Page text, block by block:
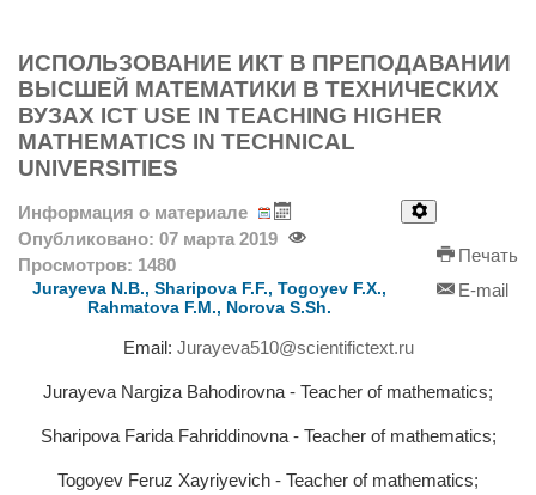
ИСПОЛЬЗОВАНИЕ ИКТ В ПРЕПОДАВАНИИ
ВЫСШЕЙ МАТЕМАТИКИ В ТЕХНИЧЕСКИХ
ВУЗАХ ICT USE IN TEACHING HIGHER
MATHEMATICS IN TECHNICAL
UNIVERSITIES
Печать
E-mail
Информация о материале
Опубликовано: 07 марта 2019
Просмотров: 1480
Jurayeva N.B., Sharipova F.F., Togoyev F.X.,
Rahmatova F.M., Norova S.Sh.
Email: Jurayeva510@scientifictext.ru
Jurayeva Nargiza Bahodirovna - Teacher of mathematics;
Sharipova Farida Fahriddinovna - Teacher of mathematics;
Togoyev Feruz Xayriyevich - Teacher of mathematics;